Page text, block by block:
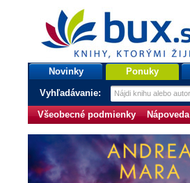
bux.sk
knihy, ktorými žijete
Úvodná stránka
Novinky Ponuky
Vyhľadávanie:
Všeobecné podmienky Nápoveda